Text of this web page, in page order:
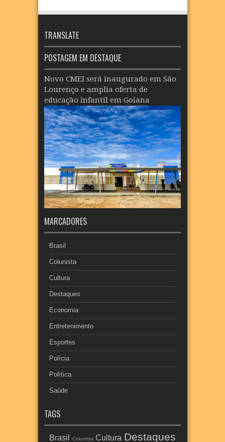
TRANSLATE
POSTAGEM EM DESTAQUE
Novo CMEI será inaugurado em São
Lourenço e amplia oferta de
educação infantil em Goiana
MARCADORES
Brasil
Colunista
Cultura
Destaques
Economia
Entretenimento
Esportes
Polícia
Política
Saúde
TAGS
Brasil Colunista Cultura Destaques